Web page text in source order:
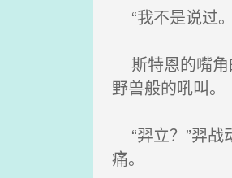
“我不是说过
斯特恩的嘴角
野兽般的吼叫。
“羿立？”羿战
痛。